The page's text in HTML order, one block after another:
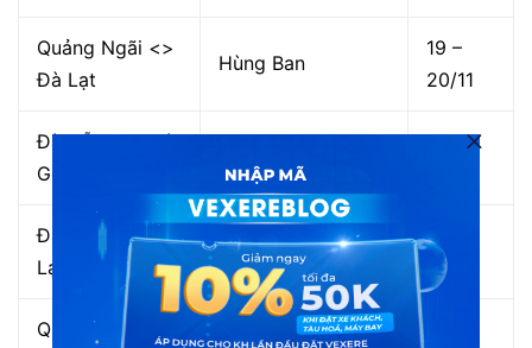
Quảng Ngãi <>
Đà Lạt
Hùng Ban
19 –
20/11
Đà Nẵng <> Sài
Gòn
19 –
Đà Nẵng <> Đà
Lạt
Hùng Ban
19 –
20/11
Quảng Ngãi <>